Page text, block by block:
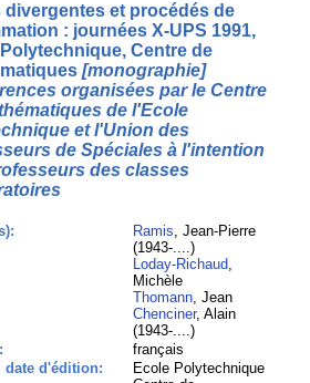
divergentes et procédés de
: journées X-UPS 1991,
Centre de
[monographie]
organisées par le Centre
de l'Ecole
et l'Union des
de Spéciales à l'intention
des classes
Ramis, Jean-Pierre
(1943-....)
Loday-Richaud,
Michèle
Thomann, Jean
Chenciner, Alain
(1943-....)
français
date d'édition:
Ecole Polytechnique